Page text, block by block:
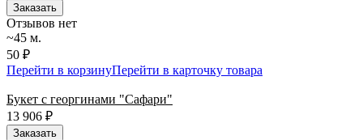
Заказать
Отзывов нет
~45 м.
50 ₽
Перейти в корзинуПерейти в карточку товара
Букет с георгинами "Сафари"
13 906 ₽
Заказать